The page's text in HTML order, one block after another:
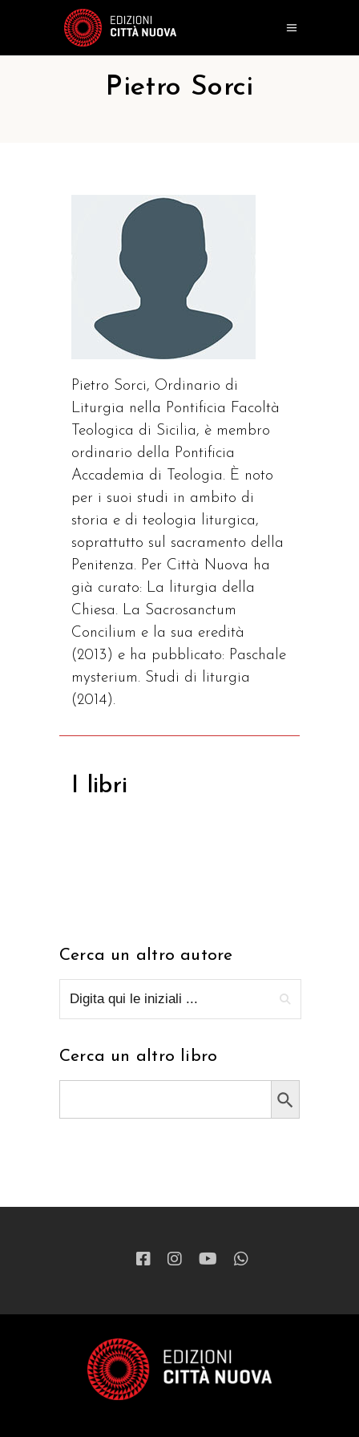
Pietro Sorci
Pietro Sorci, Ordinario di
Liturgia nella Pontificia Facoltà
Teologica di Sicilia, è membro
ordinario della Pontificia
Accademia di Teologia. È noto
per i suoi studi in ambito di
storia e di teologia liturgica,
soprattutto sul sacramento della
Penitenza. Per Città Nuova ha
già curato: La liturgia della
Chiesa. La Sacrosanctum
Concilium e la sua eredità
(2013) e ha pubblicato: Paschale
mysterium. Studi di liturgia
(2014).
I libri
Cerca un altro autore
Cerca un altro libro
Search Button